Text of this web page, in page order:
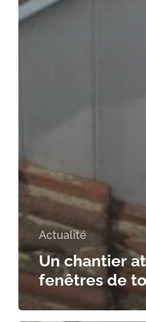
Actualité
Un chantier
fenêtres de